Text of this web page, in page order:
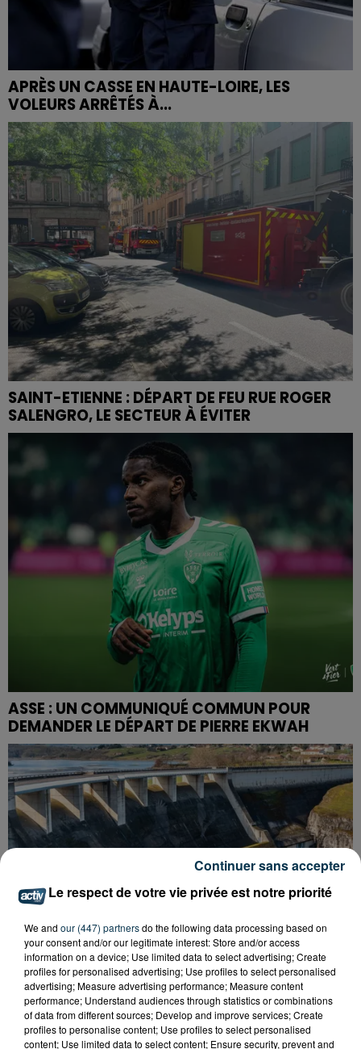
APRÈS UN CASSE EN HAUTE-LOIRE, LES
VOLEURS ARRÊTÉS À...
SAINT-ETIENNE : DÉPART DE FEU RUE ROGER
SALENGRO, LE SECTEUR À ÉVITER
ASSE : UN COMMUNIQUÉ COMMUN POUR
DEMANDER LE DÉPART DE PIERRE EKWAH
CYANOBACTÉRIES : LE PRÉFÊT PREND UN
ARRÊTÉ POUR LES ACTIVITÉS DE...
Le respect de votre vie privée est notre priorité
We and our (447) partnersdo the following data processing based on
your consent and/or our legitimate interest: Store and/or access
information on a device; Use limited data to select advertising; Create
profiles for personalised advertising; Use profiles to select personalised
advertising; Measure advertising performance; Measure content
performance; Understand audiences through statistics or combinations
of data from different sources; Develop and improve services; Create
profiles to personalise content; Use profiles to select personalised
content; Use limited data to select content; Ensure security, prevent and
Continuer sans accepter